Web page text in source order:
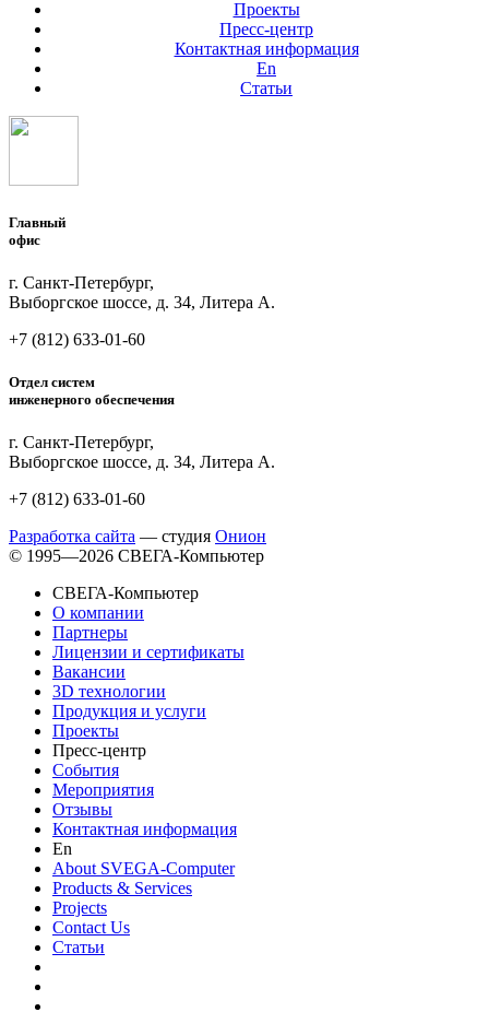
Проекты
Пресс-центр
Контактная информация
En
Статьи
Главный
офис
г. Санкт-Петербург,
Выборгское шоссе, д. 34, Литера А.
+7 (812) 633-01-60
Отдел систем
инженерного обеспечения
г. Санкт-Петербург,
Выборгское шоссе, д. 34, Литера А.
+7 (812) 633-01-60
Разработка сайта — студия Онион
© 1995—2026 СВЕГА-Компьютер
СВЕГА-Компьютер
О компании
Партнеры
Лицензии и сертификаты
Вакансии
3D технологии
Продукция и услуги
Проекты
Пресс-центр
События
Мероприятия
Отзывы
Контактная информация
En
About SVEGA-Computer
Products & Services
Projects
Contact Us
Статьи